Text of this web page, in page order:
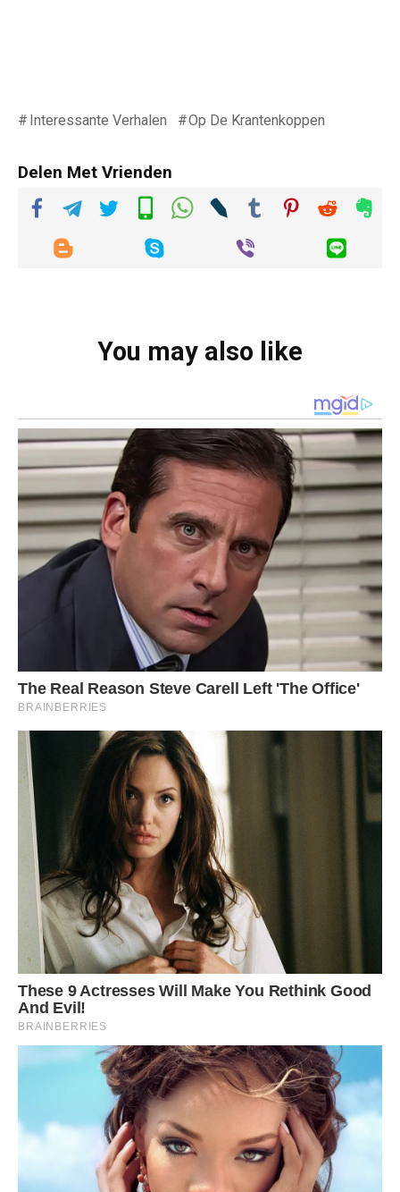
Interessante Verhalen Op De Krantenkoppen
Delen Met Vrienden
You may also like